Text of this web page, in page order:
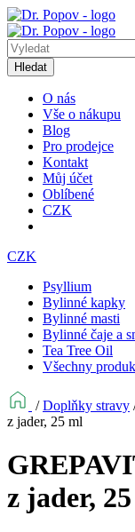
Hledat
O nás
Vše o nákupu
Blog
Pro prodejce
Kontakt
Můj účet
Oblíbené
CZK
CZK
Psyllium
Bylinné kapky
Bylinné masti
Bylinné čaje a
Tea Tree Oil
Všechny
/Doplňky stravy
z jader, 25 ml
z jader,